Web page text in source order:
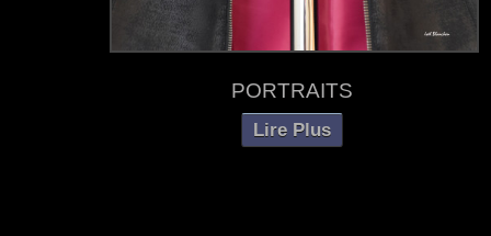
PORTRAITS
Lire Plus